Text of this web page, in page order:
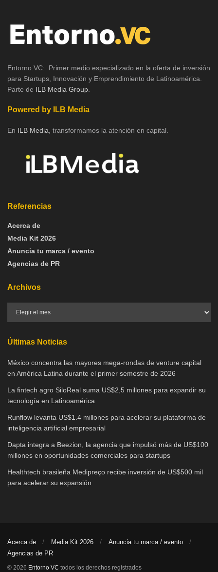
Entorno.VC: Primer medio especializado en la oferta de inversión
para Startups, Innovación y Emprendimiento de Latinoamérica.
Parte de ILB Media Group
Powered by ILB Media
En ILB Media , transformamos la atención en capital.
Referencias
Acerca de
Media Kit 2026
Anuncia tu marca / evento
Agencias de PR
Archivos
Últimas Noticias
México concentra las mayores mega-rondas de venture capital
en América Latina durante el primer semestre de 2026
La fintech agro SiloReal suma US$2,5 millones para expandir su
tecnología en Latinoamérica
Runflow levanta US$1.4 millones para acelerar su plataforma de
inteligencia artificial empresarial
Dapta integra a Beezion, la agencia que impulsó más de US$100
millones en oportunidades comerciales para startups
Healthtech brasileña Medipreço recibe inversión de US$500 mil
para acelerar su expansión
Acerca de Media Kit 2026
Anuncia tu marca / evento
Agencias de PR
© 2026 Entorno VC todos los derechos registrados